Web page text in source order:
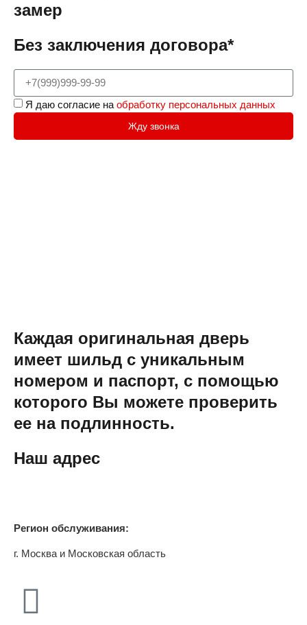
замер
Без заключения договора*
Я даю согласие на обработку персональных данных
Жду звонка
Каждая оригинальная дверь
имеет шильд с уникальным
номером и паспорт, с помощью
которого Вы можете проверить
ее на подлинность.
Наш адрес
Регион обслуживания:
г. Москва и Московская область